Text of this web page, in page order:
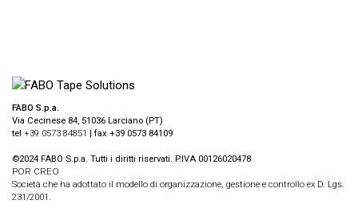
FABO S.p.a.
Via Cecinese 84, 51036 Larciano (PT)
tel +39 0573 84851 | fax +39 0573 84109
©2024 FABO S.p.a. Tutti i diritti riservati. P.IVA 00126020478
POR CREO
Società che ha adottato il modello di organizzazione, gestione e controllo ex D. Lgs.
231/2001.